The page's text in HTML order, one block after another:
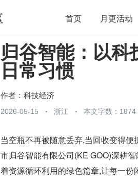
首页 月更活动
开源 架构 OpenHarmony
团队管理
归谷智能：以科
日常习惯
作者： 科技经济
2026-05-15 浙江 本文字数：1874
当空瓶不再被随意丢弃,当回收变得
市归谷智能有限公司(KE GOO)深耕
着资源循环利用的绿色篇章,让每一份